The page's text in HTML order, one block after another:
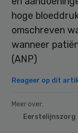
hoge
omschreven
wanneer
(ANP)
Reageer op dit
Meer over:
Eerstelijnszorg